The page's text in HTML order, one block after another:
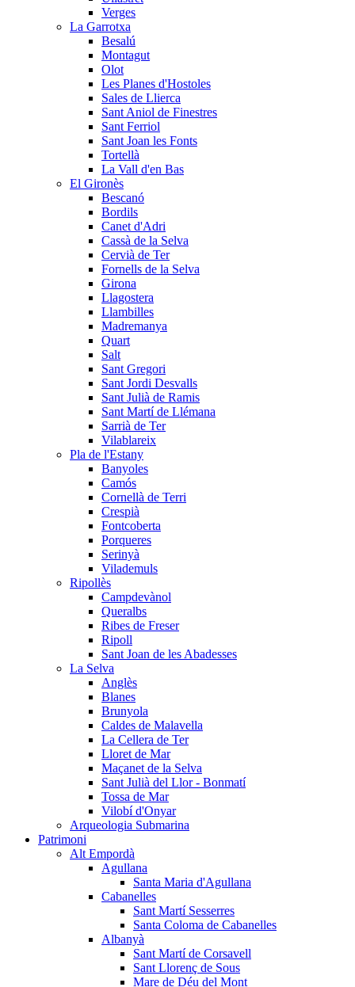
Verges
La Garrotxa
Besalú
Montagut
Olot
Les Planes d'Hostoles
Sales de Llierca
Sant Aniol de Finestres
Sant Ferriol
Sant Joan les Fonts
Tortellà
La Vall d'en Bas
El Gironès
Bescanó
Bordils
Canet d'Adri
Cassà de la Selva
Cervià de Ter
Fornells de la Selva
Girona
Llagostera
Llambilles
Madremanya
Quart
Salt
Sant Gregori
Sant Jordi Desvalls
Sant Julià de Ramis
Sant Martí de Llémana
Sarrià de Ter
Vilablareix
Pla de l'Estany
Banyoles
Camós
Cornellà de Terri
Crespià
Fontcoberta
Porqueres
Serinyà
Vilademuls
Ripollès
Campdevànol
Queralbs
Ribes de Freser
Ripoll
Sant Joan de les Abadesses
La Selva
Anglès
Blanes
Brunyola
Caldes de Malavella
La Cellera de Ter
Lloret de Mar
Maçanet de la Selva
Sant Julià del Llor - Bonmatí
Tossa de Mar
Vilobí d'Onyar
Arqueologia Submarina
Patrimoni
Alt Empordà
Agullana
Santa Maria d'Agullana
Cabanelles
Sant Martí Sesserres
Santa Coloma de Cabanelles
Albanyà
Sant Martí de Corsavell
Sant Llorenç de Sous
Mare de Déu del Mont